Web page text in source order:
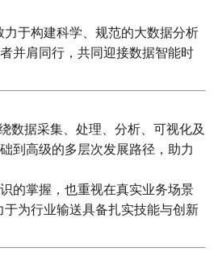
于构建科学、规范的大数据分析
并肩同行，共同迎接数据智能时
数据采集、处理、分析、可视化及
到高级的多层次发展路径，助力
的掌握，也重视在真实业务场景
为行业输送具备扎实技能与创新